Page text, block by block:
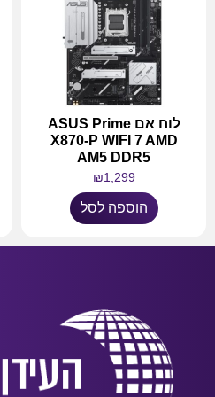
לוח אם ASUS Prime
X870-P WIFI 7 AMD
AM5 DDR5
₪1,299
הוספה לסל